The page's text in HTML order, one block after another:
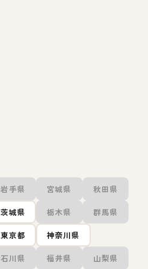
岩手県 宮城県 秋田県
茨城県 栃木県 群馬県
東京都 神奈川県
石川県 福井県 山梨県